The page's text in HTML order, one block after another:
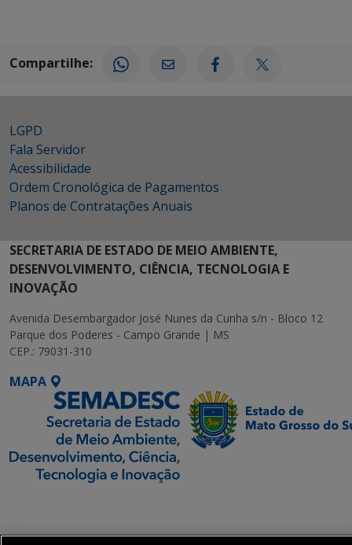
Compartilhe:
LGPD
Fala Servidor
Acessibilidade
Ordem Cronológica de Pagamentos
Planos de Contratações Anuais
SECRETARIA DE ESTADO DE MEIO AMBIENTE,
DESENVOLVIMENTO, CIÊNCIA, TECNOLOGIA E
INOVAÇÃO
Avenida Desembargador José Nunes da Cunha s/n - Bloco 12
Parque dos Poderes - Campo Grande | MS
CEP.: 79031-310
MAPA
Transformação Digital